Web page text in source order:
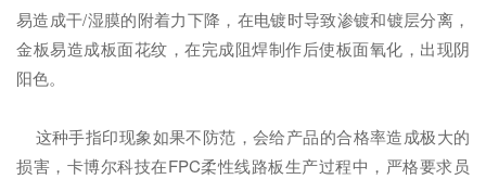
易造成干/湿膜的附着力下降，在电镀时导致渗镀和镀层分离，
金板易造成板面花纹，在完成阻焊制作后使板面氧化，出现阴
阳色。
这种手指印现象如果不防范，会给产品的合格率造成极大的
损害，卡博尔科技在FPC柔性线路板生产过程中，严格要求员